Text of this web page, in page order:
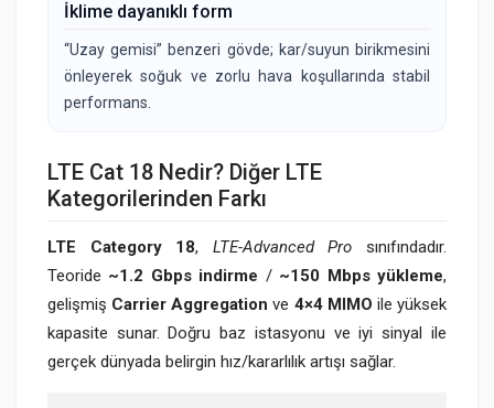
İklime dayanıklı form
“Uzay gemisi” benzeri gövde; kar/suyun birikmesini
önleyerek soğuk ve zorlu hava koşullarında stabil
performans.
LTE Cat 18 Nedir? Diğer LTE
Kategorilerinden Farkı
LTE Category 18, LTE-Advanced Pro sınıfındadır.
Teoride ~1.2 Gbps indirme / ~150 Mbps yükleme,
gelişmiş Carrier Aggregation ve 4×4 MIMO ile yüksek
kapasite sunar. Doğru baz istasyonu ve iyi sinyal ile
gerçek dünyada belirgin hız/kararlılık artışı sağlar.